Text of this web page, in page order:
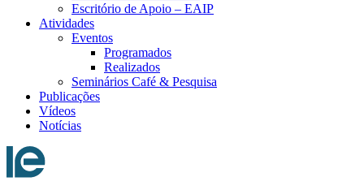
Escritório de Apoio – EAIP
Atividades
Eventos
Programados
Realizados
Seminários Café & Pesquisa
Publicações
Vídeos
Notícias